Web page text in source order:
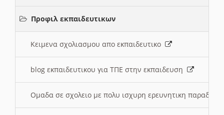
Προφιλ εκπαιδευτικων
Κειμενα σχολιασμου απο εκπαιδευτικο
blog εκπαιδευτικου για ΤΠΕ στην εκπαιδευση
Ομαδα σε σχολειο με πολυ ισχυρη ερευνητικη